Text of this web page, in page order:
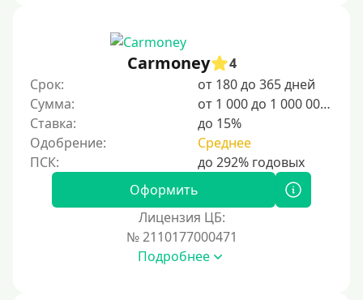
20000 руб
25000 руб
30000 руб
30000 руб на год
35000 руб
40000 руб
Carmoney
4
Срок:
от 180 до 365 дней
Сумма:
от 1 000 до 1 000 000 ₽
Ставка:
до 15%
Одобрение:
Среднее
Оформить
Лицензия ЦБ:
№ 2110177000471
Подробнее